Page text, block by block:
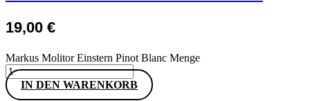
19,00 €
Markus Molitor Einstern Pinot Blanc Menge
IN DEN WARENKORB